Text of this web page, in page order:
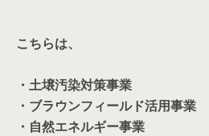
こちらは、
・土壌汚染対策事業
・ブラウンフィールド活用事業
・自然エネルギー事業